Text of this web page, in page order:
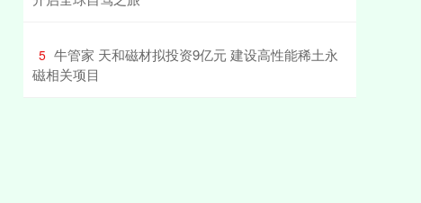
5 ​牛管家 天和磁材拟投资9亿元 建设高性能稀土永
磁相关项目